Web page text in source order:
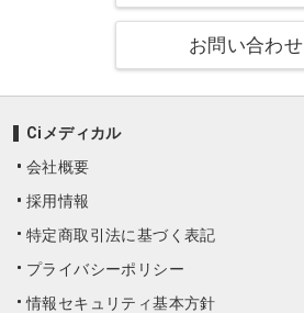
お問い合わせ
Ciメディカル
会社概要
採用情報
特定商取引法に基づく表記
プライバシーポリシー
情報セキュリティ基本方針